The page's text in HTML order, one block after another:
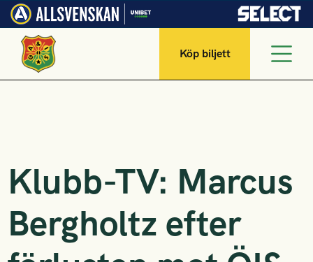
Köp biljett
Klubb-TV: Marcus
Bergholtz efter